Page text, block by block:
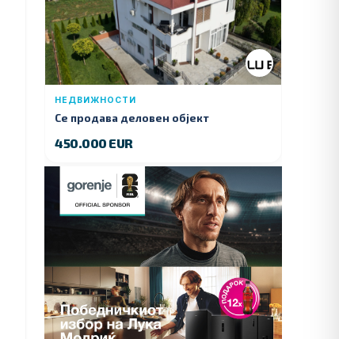
НЕДВИЖНОСТИ
Се продава деловен објект
450.000 EUR